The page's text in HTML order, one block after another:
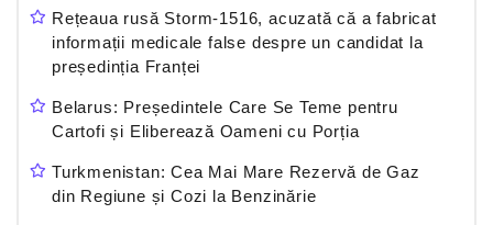
Rețeaua rusă Storm-1516, acuzată că a fabricat
informații medicale false despre un candidat la
președinția Franței
Belarus: Președintele Care Se Teme pentru
Cartofi și Eliberează Oameni cu Porția
Turkmenistan: Cea Mai Mare Rezervă de Gaz
din Regiune și Cozi la Benzinărie